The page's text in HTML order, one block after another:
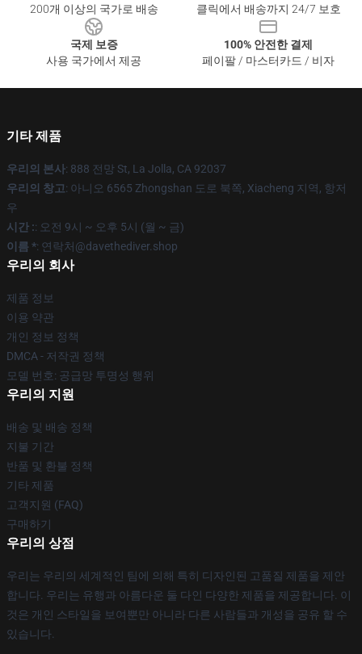
200개 이상의 국가로 배송
클릭에서 배송까지 24/7 보호
국제 보증
사용 국가에서 제공
100% 안전한 결제
페이팔 / 마스터카드 / 비자
기타 제품
우리의 본사: 888 전망 St, La Jolla, CA 92037
우리의 창고: 아니오 6565 Zhongshan 도로 북쪽, Xiacheng 지역, 항저
우
시간 :: 오전 9시 ~ 오후 5시 (월 ~ 금)
이름 *: 연락처@davethediver.shop
우리의 회사
제품 정보
이용 약관
개인 정보 정책
DMCA - 저작권 정책
모델 번호: 공급망 투명성 행위
우리의 지원
배송 및 배송 정책
지불 기간
반품 및 환불 정책
기타 제품
고객지원 (FAQ)
구매하기
우리의 상점
우리는 우리의 세계적인 팀에 의해 특히 디자인된 고품질 제품을 제안
합니다. 우리는 유행과 아름다운 둘 다인 다양한 제품을 제공합니다. 이
것은 개인 스타일을 보여뿐만 아니라 다른 사람들과 개성을 공유 할 수
있습니다.